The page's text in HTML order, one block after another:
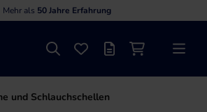
Mehr als 50 Jahre Erfahrung
SucheFavoritenAngebotslisteMenü
und Schlauchschellen